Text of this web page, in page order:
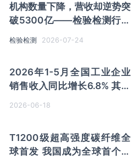
机构数量下降，营收却逆势突
破5300亿——检验检测行业
发生了什么？
检验检测 2026-07-24
2026年1-5月全国工业企业
销售收入同比增长6.8% 其中
集成电路销售收入同比增长
2026-06-18
T1200级超高强度碳纤维全
球首发 我国成为全球首个实